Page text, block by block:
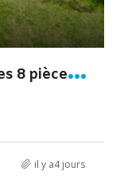
M
aison Fontenay-aux-Roses 8 pièces de 200m² avec jardin
il y a4 jours